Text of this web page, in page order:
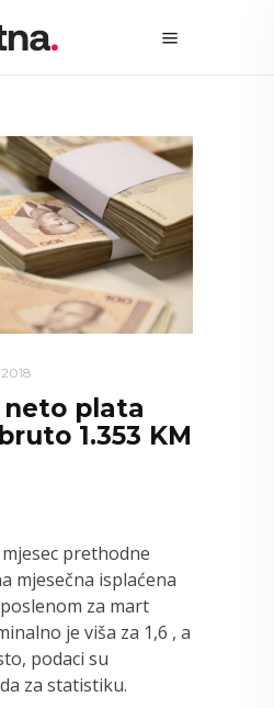
neto plata
1.353 KM
prethodne
mjesečna isplaćena
za mart
je viša za 1,6 , a
podaci su
za statistiku.